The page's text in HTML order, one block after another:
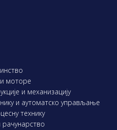
моторе
и механизацију
и аутоматско управљање
технику
рачунарство